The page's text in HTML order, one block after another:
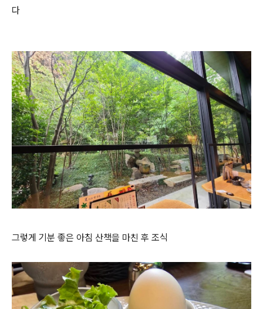
다
그렇게 기분 좋은 아침 산책을 마친 후 조식